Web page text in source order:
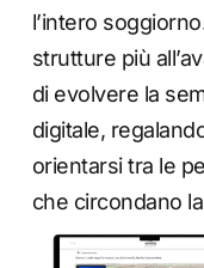
l’intero
strutture più
di evolvere la
digitale,
orientarsi tra le
che circondano